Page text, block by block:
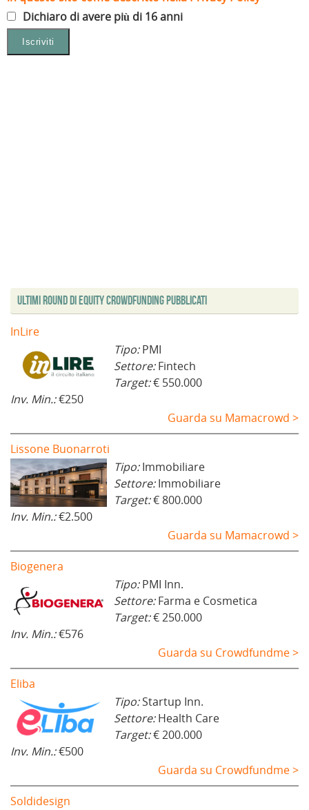
Dichiaro di avere più di 16 anni
Ultimi Round di Equity Crowdfunding Pubblicati
InLire
Tipo:PMI
Settore:Fintech
Target:€ 550.000
Inv. Min.:€250
Guarda su Mamacrowd >
Lissone Buonarroti
Tipo:Immobiliare
Settore:Immobiliare
Target:€ 800.000
Inv. Min.:€2.500
Guarda su Mamacrowd >
Biogenera
Tipo:PMI Inn.
Settore:Farma e Cosmetica
Target:€ 250.000
Inv. Min.:€576
Guarda su Crowdfundme >
Eliba
Tipo:Startup Inn.
Settore:Health Care
Target:€ 200.000
Inv. Min.:€500
Guarda su Crowdfundme >
Soldidesign